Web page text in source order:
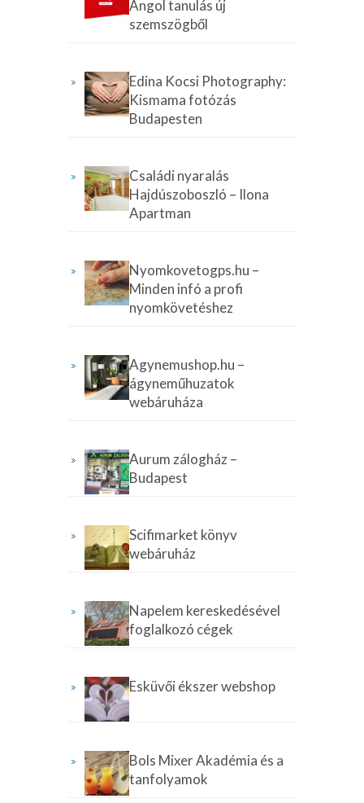
Angol tanulás új
szemszögből
Edina Kocsi Photography:
Kismama fotózás
Budapesten
Családi nyaralás
Hajdúszoboszló – Ilona
Apartman
Nyomkovetogps.hu –
Minden infó a profi
nyomkövetéshez
Agynemushop.hu –
ágyneműhuzatok
webáruháza
Aurum zálogház –
Budapest
Scifimarket könyv
webáruház
Napelem kereskedésével
foglalkozó cégek
Esküvői ékszer webshop
Bols Mixer Akadémia és a
tanfolyamok